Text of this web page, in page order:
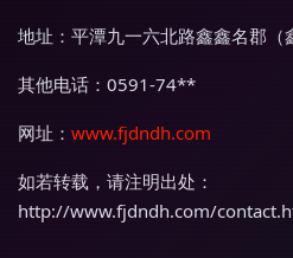
地址：平潭九一六北路鑫鑫名郡
其他电话：0591-74**
网址： www.fjdndh.com
如若转载，请注明出处：
http://www.fjdndh.com/